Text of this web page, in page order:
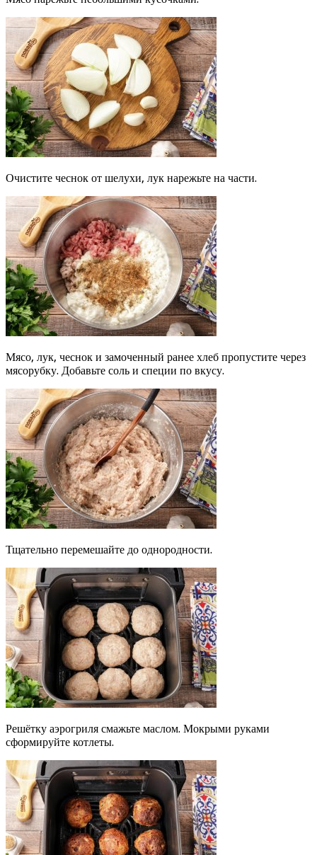
Очистите чеснок от шелухи, лук нарежьте на части.
Мясо, лук, чеснок и замоченный ранее хлеб пропустите через
мясорубку. Добавьте соль и специи по вкусу.
Тщательно перемешайте до однородности.
Решётку аэрогриля смажьте маслом. Мокрыми руками
сформируйте котлеты.